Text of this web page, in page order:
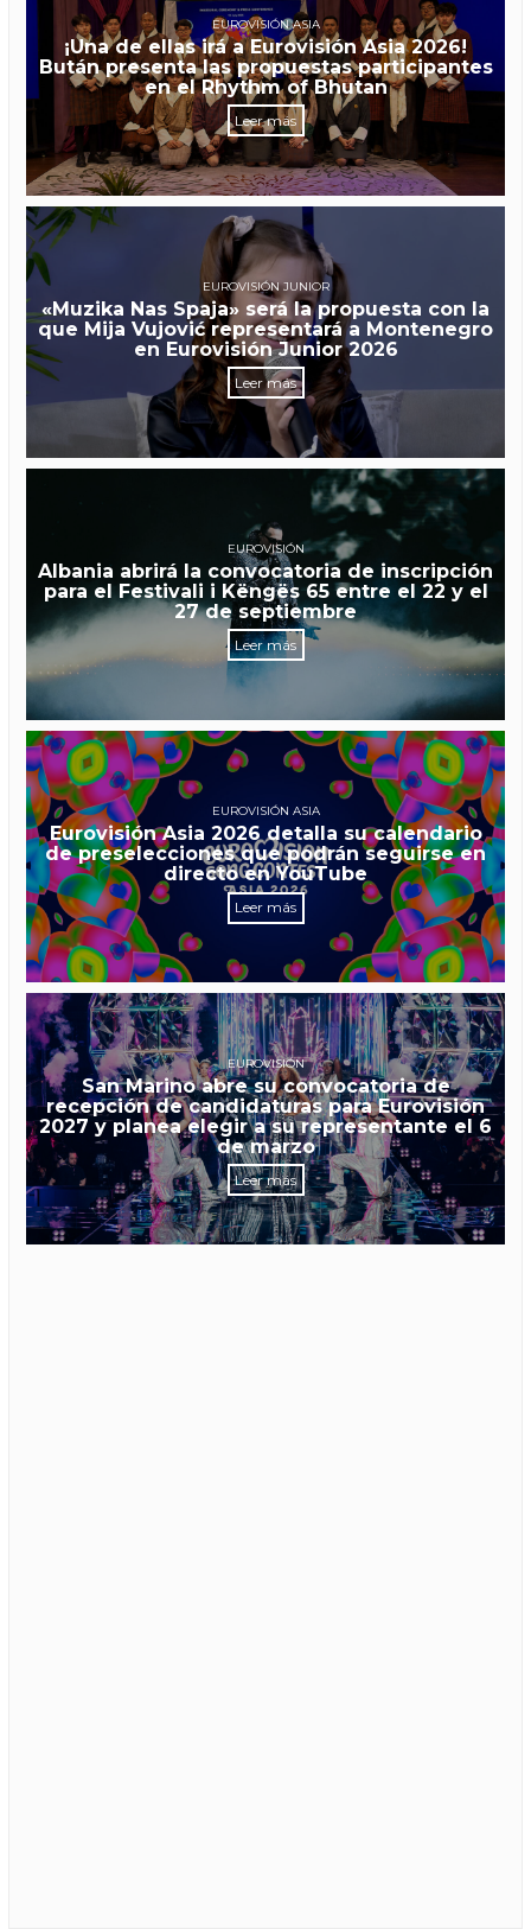
EUROVISIÓN ASIA
¡Una de ellas irá a Eurovisión Asia 2026!
Bután presenta las propuestas participantes
en el Rhythm of Bhutan
Leer más
EUROVISIÓN JUNIOR
«Muzika Nas Spaja» será la propuesta con la
que Mija Vujović representará a Montenegro
en Eurovisión Junior 2026
Leer más
EUROVISIÓN
Albania abrirá la convocatoria de inscripción
para el Festivali i Këngës 65 entre el 22 y el
27 de septiembre
Leer más
EUROVISIÓN ASIA
Eurovisión Asia 2026 detalla su calendario
de preselecciones que podrán seguirse en
directo en YouTube
Leer más
EUROVISIÓN
San Marino abre su convocatoria de
recepción de candidaturas para Eurovisión
2027 y planea elegir a su representante el 6
de marzo
Leer más